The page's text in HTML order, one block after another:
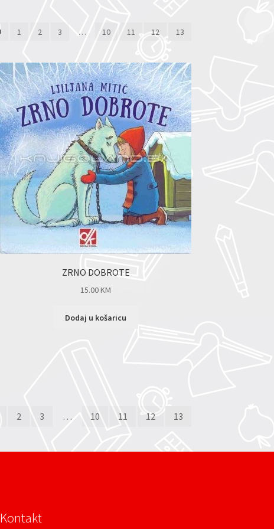
1 2 3 … 10 11 12 13
ZRNO DOBROTE
15.00KM
Dodaj u košaricu
2 3 … 10 11 12 13
Kontakt